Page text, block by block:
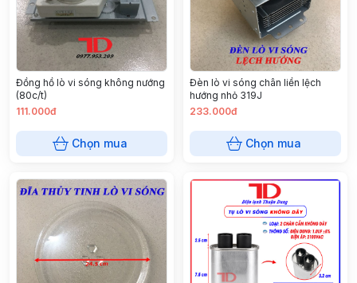
Đồng hồ lò vi sóng không nướng
(80c/t)
111.000đ
Chọn mua
Đèn lò vi sóng chân liền lệch
hướng nhỏ 319J
233.000đ
Chọn mua